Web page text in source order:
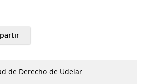
de Derecho de Udelar